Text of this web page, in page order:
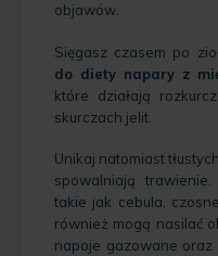
objawów.
Sięgasz czasem po
do diety napary z
które działają
skurczach jelit.
Unikaj natomiast
spowalniają
takie jak cebula,
również mogą nasilać
napoje gazowane